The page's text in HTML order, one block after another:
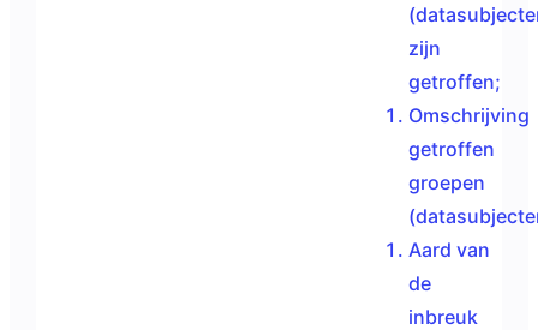
zijn
getroffen;
Omschrijving
getroffen
groepen
Aard van
de
inbreuk